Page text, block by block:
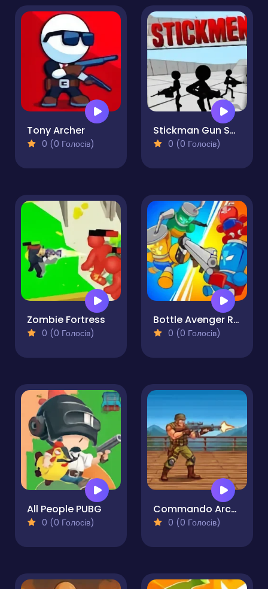
Tony Archer
0 (0 Голосів)
Stickman Gun Shooter 3D
0 (0 Голосів)
Zombie Fortress
0 (0 Голосів)
Bottle Avenger Royale
0 (0 Голосів)
All People PUBG
0 (0 Голосів)
Commando Arcade Shooter
0 (0 Голосів)